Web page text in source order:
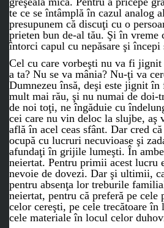
te ce se întâmplă în cazul analog
presupunem că discuţi cu o
prieten bun de-al tău. Şi în vreme
întorci capul cu nepăsare şi
Cel cu care vorbeşti nu va fi jignit
a ta? Nu se va mânia? Nu-ţi va
Dumnezeu însă, deşi este jignit
mult mai rău, şi nu numai de doi-
de noi toţi, ne îngăduie cu
cei care nu vin deloc la slujbe, aş
află în acel ceas sfânt. Dar cred
ocupă cu lucruri necuvioase şi
afundaţi în grijile lumeşti. În
neiertat. Pentru primii acest lucru
nevoie de dovezi. Dar şi ultimii,
pentru absenţa lor treburile
neiertat, pentru că preferă pe cele
celor cereşti, pe cele trecătoare
cele materiale în locul celor